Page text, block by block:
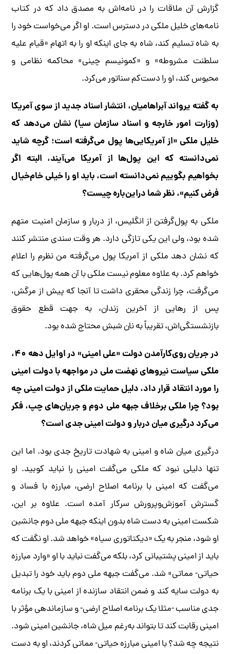
گزارش آن ملاقات را در نامه‌اش به مصدق داد که در کتاب
نامه‌های خلیل ملکی در دسترس است. او اگر می‌خواست خود را
به شاه تسلیم کند، شاه به جای اینکه او را به اتهام «قیام علیه
سلطنت مشروطه» و «کمونیسم چینی» محاکمه نظامی و
محبوس کند، او را دست‌کم سناتور می‌کرد.
به گفته یرواند آبراهامیان، انتشار اسناد جدید از سوی آمریکا
(وزارت امور خارجه و اسناد سازمان سیا) نشان می‌دهد که
خلیل ملکی «از آمریکایی‌ها پول می‌گرفته است؛ گرچه شاید
نمی‌دانسته که این پول‌‌ها از آمریکا می‌آیند، البته اگر
بخواهیم بگوییم نمی‌دانسته است، باید او را خیلی خام‌خیال
فرض کنیم»، نظر شما در‌این‌باره چیست؟
ملکی به پول‌گرفتن از انگلیس، از دربار و سازمان امنیت متهم
شده بود، ولی این یکی تازگی دارد. هر وقت سندی منتشر کنند
که نشان دهد ملکی از آمریکا پول می‌گرفته من نظرم را اعلام
خواهم کرد. به علاوه معلوم نیست ملکی با آن همه پول‌هایی که
می‌گرفت، چرا زندگی محقری داشت تا آنجا که پیش از مرگش،
پس از رهایی از آخرین زندان، به جهت قطع حقوق
بازنشستگی‌اش، تقریباً به نان شبش محتاج شده بود.
در جریان روی‌کار‌آمدن دولت «علی امینی» در اوایل دهه ۴۰،
ملکی سیاست نیروهای نهضت ملی در مواجهه با دولت امینی
را مورد انتقاد قرار داد، دلیل حمایت ملکی از دولت امینی چه
بود؟ چرا ملکی برخلاف جبهه ملی دوم و جریان‌های چپ، فکر
می‌کرد درگیری میان دربار و دولت امینی جدی است؟
درگیری میان شاه و امینی به شهادت تاریخ جدی بود. اما این
تنها دلیلی نبود که ملکی می‌گفت امینی را نباید کوبید. او
می‌گفت که امینی با برنامه اصلاح ارضی، مبارزه با فساد و
گسترش آموزش‌و‌پرورش سرکار آمده است. علاوه بر این،
شکست امینی به دست شاه بدون اینکه جبهه ملی دوم جانشین
او شود، منجر به یک «دیکتاتوری سیاه» خواهد شد. او نگفت که
باید از امینی پشتیبانی کرد، بلکه می‌گفت نباید با او «وارد مبارزه
حیاتی- مماتی» شد. می‌گفت جبهه ملی دوم باید خود را تبدیل
به دولت سایه کند و ضمن انتقاد سازنده از امینی با یک برنامه
جدی مناسب -مثلا یک برنامه اصلاح ارضی- و سازماندهی مؤثر با
امینی رقابت کند تا بتواند به‌رغم میل شاه، جانشین امینی شود.
نتیجه چه شد؟ با امینی مبارزه حیاتی- مماتی کردند، او به دست